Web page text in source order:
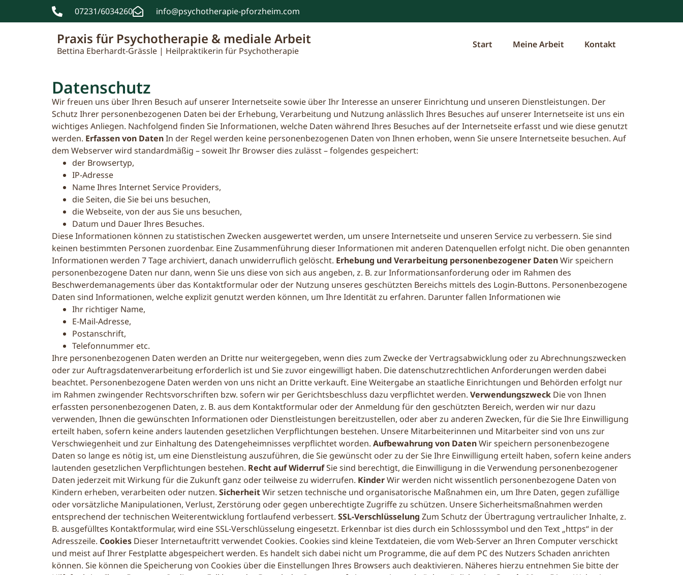
07231/6034260 info@psychotherapie-pforzheim.com​
Praxis für Psychotherapie & mediale Arbeit
Bettina Eberhardt-Grässle | Heilpraktikerin für Psychotherapie
Start Meine Arbeit Kontakt
Datenschutz
Wir freuen uns über Ihren Besuch auf unserer Internetseite sowie über Ihr Interesse an unserer Einrichtung und unseren Dienstleistungen. Der
Schutz Ihrer personenbezogenen Daten bei der Erhebung, Verarbeitung und Nutzung anlässlich Ihres Besuches auf unserer Internetseite ist uns ein
wichtiges Anliegen. Nachfolgend finden Sie Informationen, welche Daten während Ihres Besuches auf der Internetseite erfasst und wie diese genutzt
werden. Erfassen von DatenIn der Regel werden keine personenbezogenen Daten von Ihnen erhoben, wenn Sie unsere Internetseite besuchen. Auf
dem Webserver wird standardmäßig – soweit Ihr Browser dies zulässt – folgendes gespeichert:
der Browsertyp,
IP-Adresse
Name Ihres Internet Service Providers,
die Seiten, die Sie bei uns besuchen,
die Webseite, von der aus Sie uns besuchen,
Datum und Dauer Ihres Besuches.
Diese Informationen können zu statistischen Zwecken ausgewertet werden, um unsere Internetseite und unseren Service zu verbessern. Sie sind
keinen bestimmten Personen zuordenbar. Eine Zusammenführung dieser Informationen mit anderen Datenquellen erfolgt nicht. Die oben genannten
Informationen werden 7 Tage archiviert, danach unwiderruflich gelöscht. Erhebung und Verarbeitung personenbezogener DatenWir speichern
personenbezogene Daten nur dann, wenn Sie uns diese von sich aus angeben, z. B. zur Informationsanforderung oder im Rahmen des
Beschwerdemanagements über das Kontaktformular oder der Nutzung unseres geschützten Bereichs mittels des Login-Buttons. Personenbezogene
Daten sind Informationen, welche explizit genutzt werden können, um Ihre Identität zu erfahren. Darunter fallen Informationen wie
Ihr richtiger Name,
E-Mail-Adresse,
Postanschrift,
Telefonnummer etc.
Ihre personenbezogenen Daten werden an Dritte nur weitergegeben, wenn dies zum Zwecke der Vertragsabwicklung oder zu Abrechnungszwecken
oder zur Auftragsdatenverarbeitung erforderlich ist und Sie zuvor eingewilligt haben. Die datenschutzrechtlichen Anforderungen werden dabei
beachtet. Personenbezogene Daten werden von uns nicht an Dritte verkauft. Eine Weitergabe an staatliche Einrichtungen und Behörden erfolgt nur
im Rahmen zwingender Rechtsvorschriften bzw. sofern wir per Gerichtsbeschluss dazu verpflichtet werden. Verwendungszweck Die von Ihnen
erfassten personenbezogenen Daten, z. B. aus dem Kontaktformular oder der Anmeldung für den geschützten Bereich, werden wir nur dazu
verwenden, Ihnen die gewünschten Informationen oder Dienstleistungen bereitzustellen, oder aber zu anderen Zwecken, für die Sie Ihre Einwilligung
erteilt haben, sofern keine anders lautenden gesetzlichen Verpflichtungen bestehen. Unsere Mitarbeiterinnen und Mitarbeiter sind von uns zur
Verschwiegenheit und zur Einhaltung des Datengeheimnisses verpflichtet worden. Aufbewahrung von DatenWir speichern personenbezogene
Daten so lange es nötig ist, um eine Dienstleistung auszuführen, die Sie gewünscht oder zu der Sie Ihre Einwilligung erteilt haben, sofern keine anders
lautenden gesetzlichen Verpflichtungen bestehen. Recht auf WiderrufSie sind berechtigt, die Einwilligung in die Verwendung personenbezogener
Daten jederzeit mit Wirkung für die Zukunft ganz oder teilweise zu widerrufen. KinderWir werden nicht wissentlich personenbezogene Daten von
Kindern erheben, verarbeiten oder nutzen. SicherheitWir setzen technische und organisatorische Maßnahmen ein, um Ihre Daten, gegen zufällige
oder vorsätzliche Manipulationen, Verlust, Zerstörung oder gegen unberechtigte Zugriffe zu schützen. Unsere Sicherheitsmaßnahmen werden
entsprechend der technischen Weiterentwicklung fortlaufend verbessert. SSL-Verschlüsselung Zum Schutz der Übertragung vertraulicher Inhalte, z.
B. ausgefülltes Kontaktformular, wird eine SSL-Verschlüsselung eingesetzt. Erkennbar ist dies durch ein Schlosssymbol und den Text „https“ in der
Adresszeile. Cookies Dieser Internetauftritt verwendet Cookies. Cookies sind kleine Textdateien, die vom Web-Server an Ihren Computer verschickt
und meist auf Ihrer Festplatte abgespeichert werden. Es handelt sich dabei nicht um Programme, die auf dem PC des Nutzers Schaden anrichten
können. Sie können die Speicherung von Cookies über die Einstellungen Ihres Browsers auch deaktivieren. Näheres hierzu entnehmen Sie bitte der